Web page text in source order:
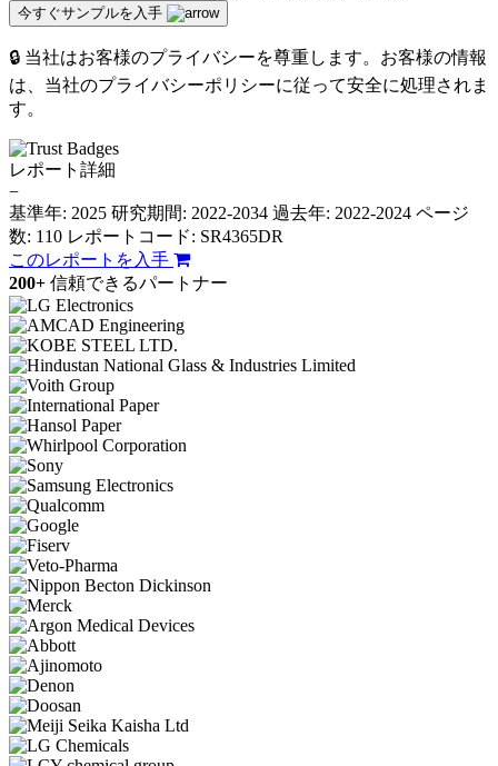
今すぐサンプルを入手
🔒 当社はお客様のプライバシーを尊重します。お客様の情報
は、当社のプライバシーポリシーに従って安全に処理されま
す。
レポート詳細
−
基準年: 2025 研究期間: 2022-2034 過去年: 2022-2024 ページ
数: 110 レポートコード: SR4365DR
このレポートを入手
200+ 信頼できるパートナー